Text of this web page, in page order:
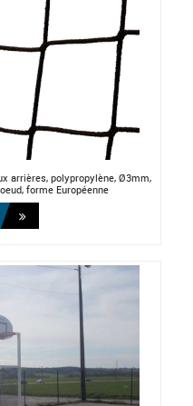
arrières, polypropylène, Ø3mm,
forme Européenne